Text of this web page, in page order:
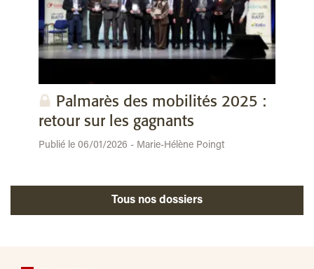
Palmarès des mobilités 2025 :
retour sur les gagnants
Publié le 06/01/2026 - Marie-Hélène Poingt
Tous nos dossiers